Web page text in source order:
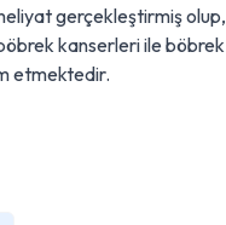
gerçekleştirmiş olup,
kanserleri ile böbrek
etmektedir.